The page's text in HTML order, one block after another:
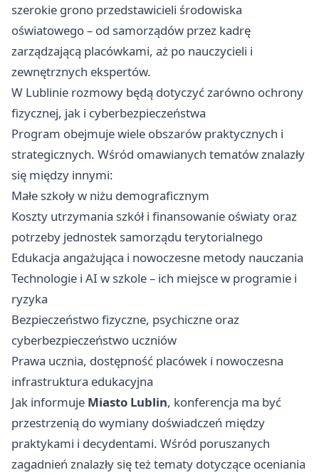
szerokie grono przedstawicieli środowiska
oświatowego – od samorządów przez kadrę
zarządzającą placówkami, aż po nauczycieli i
zewnętrznych ekspertów.
W Lublinie rozmowy będą dotyczyć zarówno ochrony
fizycznej, jak i cyberbezpieczeństwa
Program obejmuje wiele obszarów praktycznych i
strategicznych. Wśród omawianych tematów znalazły
się między innymi:
Małe szkoły w niżu demograficznym
Koszty utrzymania szkół i finansowanie oświaty oraz
potrzeby jednostek samorządu terytorialnego
Edukacja angażująca i nowoczesne metody nauczania
Technologie i AI w szkole – ich miejsce w programie i
ryzyka
Bezpieczeństwo fizyczne, psychiczne oraz
cyberbezpieczeństwo uczniów
Prawa ucznia, dostępność placówek i nowoczesna
infrastruktura edukacyjna
Jak informuje Miasto Lublin, konferencja ma być
przestrzenią do wymiany doświadczeń między
praktykami i decydentami. Wśród poruszanych
zagadnień znalazły się też tematy dotyczące oceniania